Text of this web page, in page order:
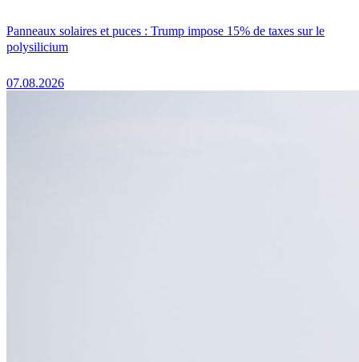
Panneaux solaires et puces : Trump impose 15% de taxes sur le
polysilicium
07.08.2026